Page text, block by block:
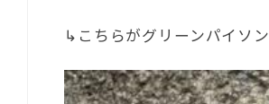
↳こちらがグリーンパイソン